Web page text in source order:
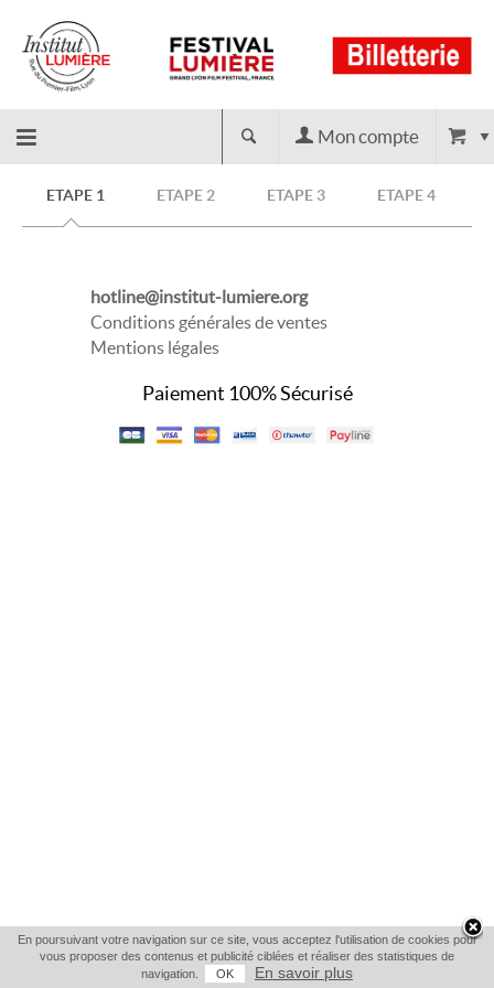
Retour
Mon compte
ETAPE 1 ETAPE 2 ETAPE 3 ETAPE 4
hotline@institut-lumiere.org
Conditions générales de ventes
Mentions légales
Paiement 100% Sécurisé
En poursuivant votre navigation sur ce site, vous acceptez l'utilisation de cookies pour
vous proposer des contenus et publicité ciblées et réaliser des statistiques de
navigation.
OK En savoir plus